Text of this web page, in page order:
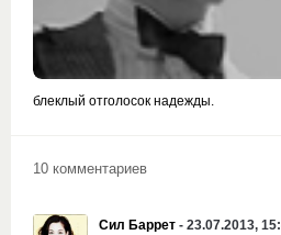
блеклый отголосок надежды.
10 комментариев
Сил Баррет - 23.07.2013,